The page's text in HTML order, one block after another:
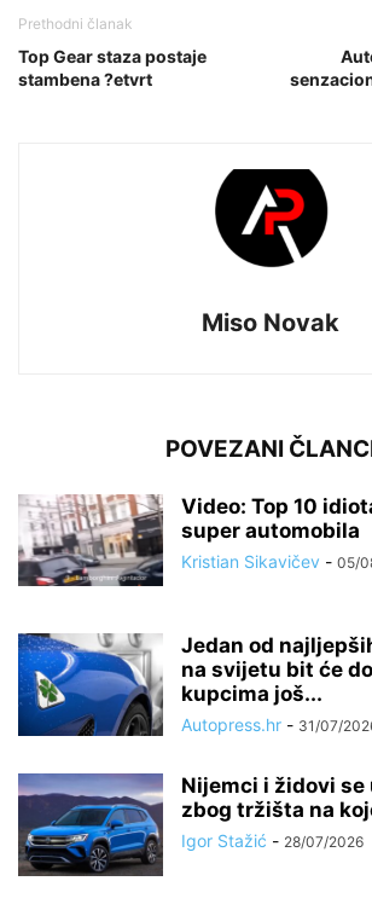
Prethodni članak
Top Gear staza postaje
stambena ?etvrt
Miso Novak
POVEZANI
Video: Top 10
super automobila
Kristian Sikavičev - 05/
Jedan od
na svijetu bit će
kupcima još...
Autopress.hr - 31/07/
Nijemci i židovi se
zbog tržišta na
Igor Stažić - 28/07/2026